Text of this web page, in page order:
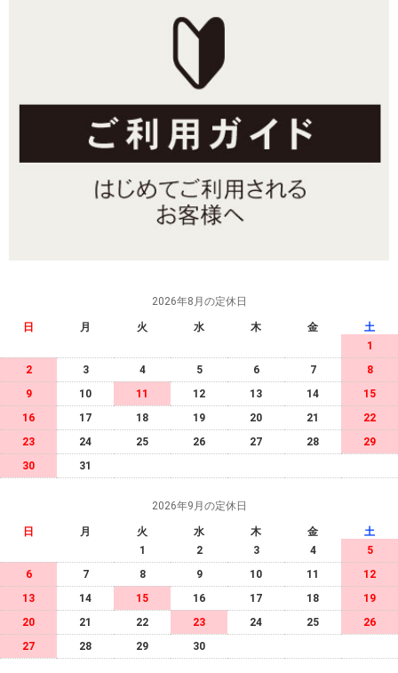
2026年8月の定休日
日 月 火 水 木 金
土
1
2
3 4 5 6 7
8
9
10 11 12 13 14
15
16
17 18 19 20 21
22
23
24 25 26 27 28
29
30
31
2026年9月の定休日
日 月 火 水 木 金
土
1
2 3 4
5
6
7 8 9 10 11
12
13
14 15 16 17 18
19
20
21 22 23 24 25
26
27
28 29 30